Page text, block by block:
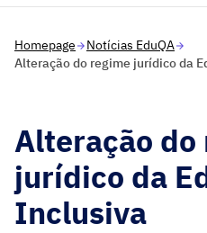
Homepage
Notícias EduQA
Alteração do regime jurídico da
Alteração do
jurídico da
Inclusiva